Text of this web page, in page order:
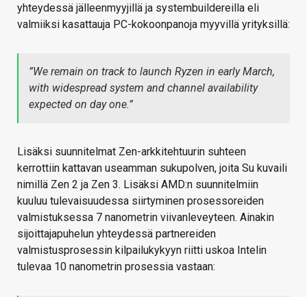
yhteydessä jälleenmyyjillä ja systembuildereilla eli
valmiiksi kasattauja PC-kokoonpanoja myyvillä yrityksillä:
”We remain on track to launch Ryzen in early March,
with widespread system and channel availability
expected on day one.”
Lisäksi suunnitelmat Zen-arkkitehtuurin suhteen
kerrottiin kattavan useamman sukupolven, joita Su kuvaili
nimillä Zen 2 ja Zen 3. Lisäksi AMD:n suunnitelmiin
kuuluu tulevaisuudessa siirtyminen prosessoreiden
valmistuksessa 7 nanometrin viivanleveyteen. Ainakin
sijoittajapuhelun yhteydessä partnereiden
valmistusprosessin kilpailukykyyn riitti uskoa Intelin
tulevaa 10 nanometrin prosessia vastaan: